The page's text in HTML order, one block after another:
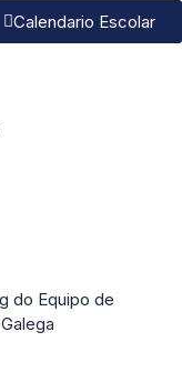
Calendario Escolar
do Equipo de